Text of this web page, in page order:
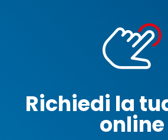
Richiedi la
online